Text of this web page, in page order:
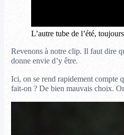
L’autre tube de l’été,
Revenons à notre clip. Il faut dire
donne envie d’y être.
Ici, on se rend rapidement compte
fait-on ? De bien mauvais choix.